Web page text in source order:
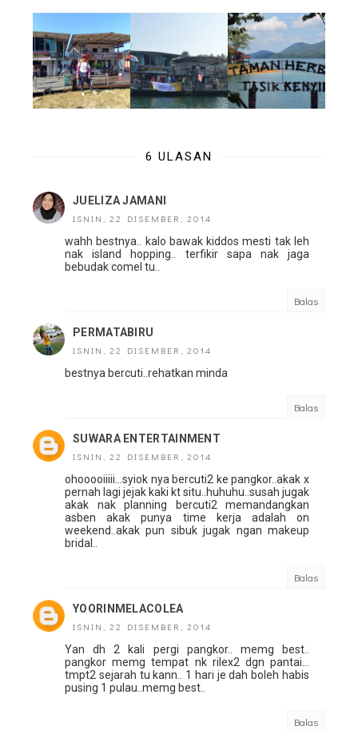
6 ULASAN
JUELIZA JAMANI
ISNIN, 22 DISEMBER, 2014
wahh bestnya.. kalo bawak kiddos mesti tak leh
nak island hopping.. terfikir sapa nak jaga
bebudak comel tu..
Balas
PERMATABIRU
ISNIN, 22 DISEMBER, 2014
bestnya bercuti..rehatkan minda
Balas
SUWARA ENTERTAINMENT
ISNIN, 22 DISEMBER, 2014
ohooooiiiii...syiok nya bercuti2 ke pangkor..akak x
pernah lagi jejak kaki kt situ..huhuhu..susah jugak
akak nak planning bercuti2 memandangkan
asben akak punya time kerja adalah on
weekend..akak pun sibuk jugak ngan makeup
bridal..
Balas
YOORINMELACOLEA
ISNIN, 22 DISEMBER, 2014
Yan dh 2 kali pergi pangkor.. memg best..
pangkor memg tempat nk rilex2 dgn pantai...
tmpt2 sejarah tu kann.. 1 hari je dah boleh habis
pusing 1 pulau..memg best..
Balas